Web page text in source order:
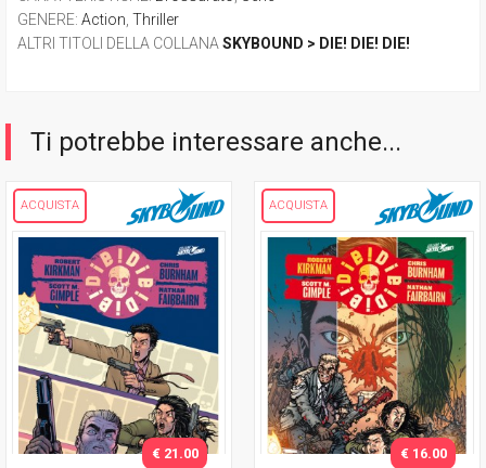
GENERE: Action Thriller
ALTRI TITOLI DELLA COLLANA SKYBOUND > DIE! DIE! DIE!
Ti potrebbe interessare anche...
ACQUISTA
€ 21.00
ACQUISTA
€ 16.00